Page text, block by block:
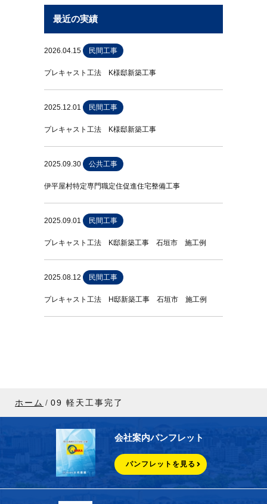
最近の実績
2026.04.15 民間工事
プレキャスト工法 K様邸新築工事
2025.12.01 民間工事
プレキャスト工法 K様邸新築工事
2025.09.30 公共工事
伊平屋村特定専門職定住促進住宅整備工事
2025.09.01 民間工事
プレキャスト工法 K邸新築工事 石垣市 施工例
2025.08.12 民間工事
プレキャスト工法 H邸新築工事 石垣市 施工例
ホーム 09 軽天工事完了
会社案内パンフレット
パンフレットを見る